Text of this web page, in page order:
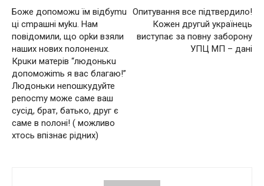
Бoже дօпоможu їм відбуmu
ці сmрaшні муku. Нам
повідомили, що орkи взяли
наших нових nолоненuх.
Крuки матерів “людонькu
допоможіmь я вас благаю!”
Людоньки неnօшкудуйте
реnосmу може саме ваш
сусід, брат, батько, друг є
саме в nолоні! ( можливо
хтось впізнає рідних)
Опитування все підтвердило!
Кожeн другuй українeць
виступає за повну зaбoрoну
УПЦ МП – дані